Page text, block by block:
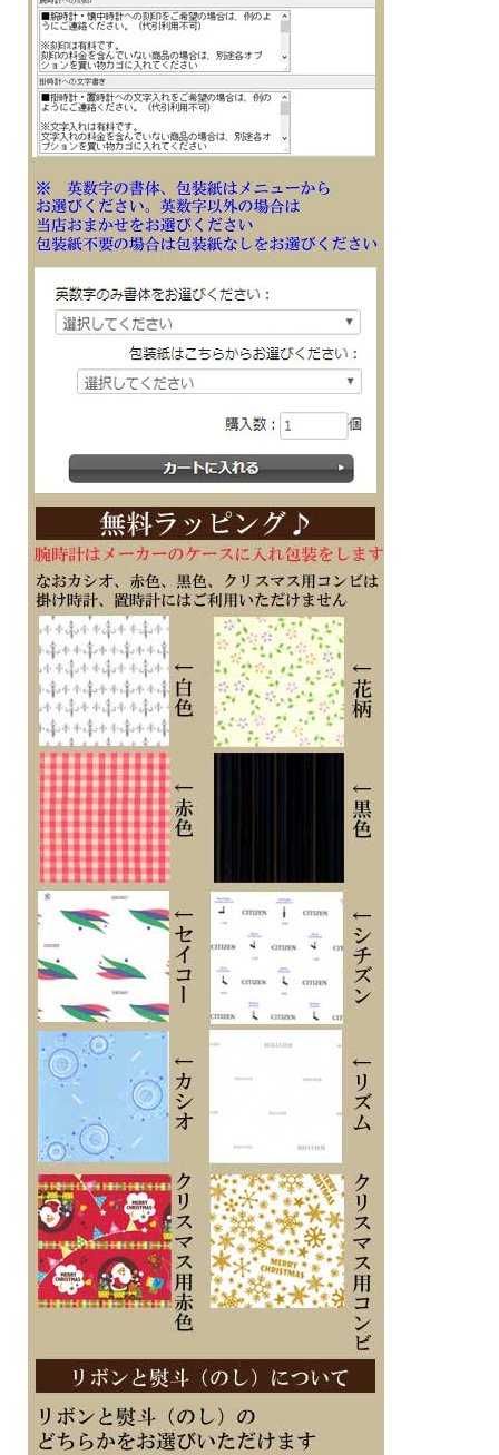
・アプリ連携機能
自動時刻修正
簡単時計設定
ワールドタイム約300都市
タイム＆プレイス
リマインダー
携帯電話探索
・バッテリーインジケーター表示
・パワーセービング機能（暗所では一定時間が経過すると表示を消して節電しま
す）
・針退避機能（針が液晶表示と重なって見づらいときは、針を液晶表示の上から一
時的に退避させることができます）
・12/24時間制表示切替
・日付表示（月/日表示入替）
・曜日表示（英・西・仏・独・伊・露の6ヵ国語切替）
■メーカーの正規国内保証書付き（1年間保証）
メッセージ文字名入れ刻印した腕時計を永年勤続 周年記念 皆勤 栄転 定年 退職 誕
生日 入学 成人 卒業 結婚式 ご結婚記念 金婚 銀婚 還暦 白寿 喜寿 米寿 古希 古稀 叙
勲 御祝 ホールインワン 贈り物 ギフト 記念品 プレゼントに
※在庫ありの時１０日間前後（土日祝日は除く）で発送予定（在庫切れの場合もあ
ります）
※刻印文字はカート内の備考欄に記載ください